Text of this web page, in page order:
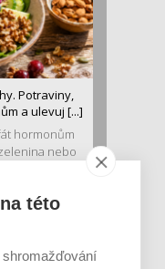
Potraviny,
a ulevuj [...]
hormonům
nebo
této